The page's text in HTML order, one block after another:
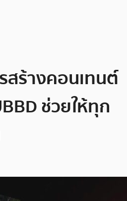
สร้างคอนเทนต์
ช่วยให้ทุก